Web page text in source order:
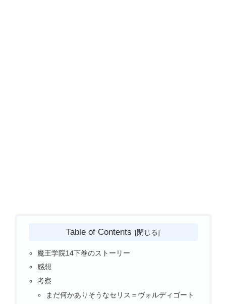
Table of Contents
魔王学院14下巻のストーリー
感想
考察
まだ何かありそうなセリス＝ヴォルディゴート